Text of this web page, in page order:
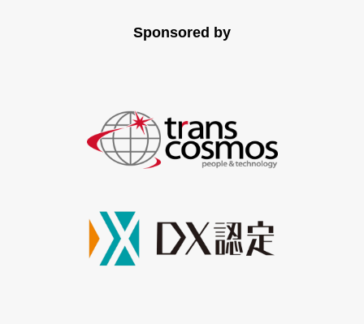
Sponsored by